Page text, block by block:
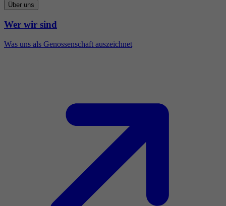
Über uns
Wer wir sind
Was uns als Genossenschaft auszeichnet